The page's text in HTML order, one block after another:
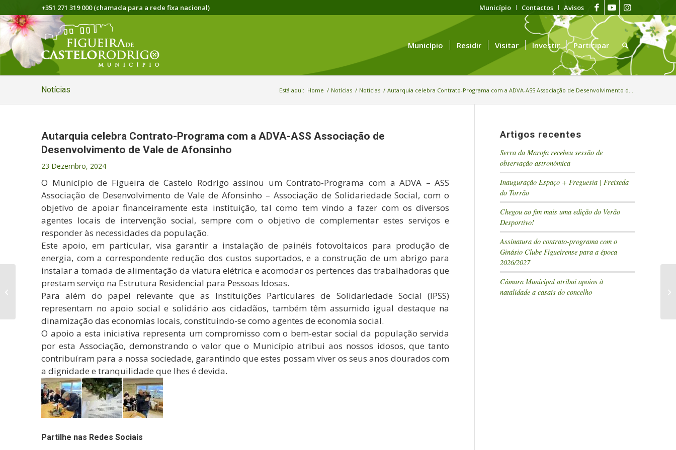
Município Contactos Avisos
+351 271 319 000 (chamada para a rede fixa nacional)
Município Residir Visitar Investir Participar
Notícias Está aqui: Home / Notícias / Notícias / Autarquia celebra Contrato-Programa com a ADVA-ASS Associação de Desenvolvimento d...
Autarquia celebra Contrato-Programa com a ADVA-ASS Associação de
Desenvolvimento de Vale de Afonsinho
23 Dezembro, 2024
O Município de Figueira de Castelo Rodrigo assinou um Contrato-Programa com a ADVA – ASS
Associação de Desenvolvimento de Vale de Afonsinho – Associação de Solidariedade Social, com o
objetivo de apoiar financeiramente esta instituição, tal como tem vindo a fazer com os diversos
agentes locais de intervenção social, sempre com o objetivo de complementar estes serviços e
responder às necessidades da população.
Este apoio, em particular, visa garantir a instalação de painéis fotovoltaicos para produção de
energia, com a correspondente redução dos custos suportados, e a construção de um abrigo para
instalar a tomada de alimentação da viatura elétrica e acomodar os pertences das trabalhadoras que
prestam serviço na Estrutura Residencial para Pessoas Idosas.
Para além do papel relevante que as Instituições Particulares de Solidariedade Social (IPSS)
representam no apoio social e solidário aos cidadãos, também têm assumido igual destaque na
dinamização das economias locais, constituindo-se como agentes de economia social.
O apoio a esta iniciativa representa um compromisso com o bem-estar social da população servida
por esta Associação, demonstrando o valor que o Município atribui aos nossos idosos, que tanto
contribuíram para a nossa sociedade, garantindo que estes possam viver os seus anos dourados com
a dignidade e tranquilidade que lhes é devida.
Partilhe nas Redes Sociais
Artigos recentes
Serra da Marofa recebeu sessão de
observação astronómica
Inauguração Espaço + Freguesia | Freixeda
do Torrão
Chegou ao fim mais uma edição do Verão
Desportivo!
Assinatura do contrato-programa com o
Ginásio Clube Figueirense para a época
2026/2027
Câmara Municipal atribui apoios à
natalidade a casais do concelho
Câmara Municipal
recebe visita da
Escolinha dos
Bombeiros Voluntários
Figueirenses...